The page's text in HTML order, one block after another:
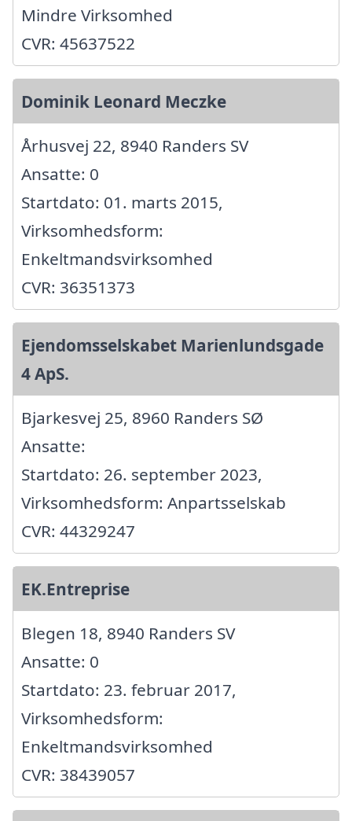
Mindre Virksomhed
CVR: 45637522
Dominik Leonard Meczke
Århusvej 22, 8940 Randers SV
Ansatte: 0
Startdato: 01. marts 2015,
Virksomhedsform:
Enkeltmandsvirksomhed
CVR: 36351373
Ejendomsselskabet Marienlundsgade
4 ApS.
Bjarkesvej 25, 8960 Randers SØ
Ansatte:
Startdato: 26. september 2023,
Virksomhedsform: Anpartsselskab
CVR: 44329247
EK.Entreprise
Blegen 18, 8940 Randers SV
Ansatte: 0
Startdato: 23. februar 2017,
Virksomhedsform:
Enkeltmandsvirksomhed
CVR: 38439057